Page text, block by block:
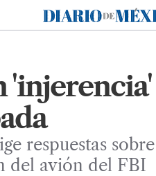
Diario de México
respuestas
del avión del FBI